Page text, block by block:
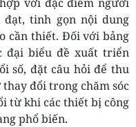
đạt, tinh gọn nội dung
cần thiết. Đối với bảng
đại biểu đề xuất triển
số, đặt câu hỏi để thu
đổi trong chăm sóc
từ khi các thiết bị công
phổ biến.